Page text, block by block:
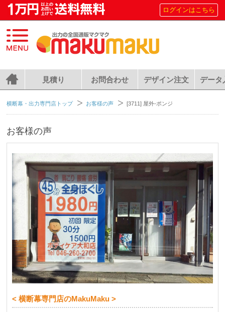
ログインはこちら
見積り お問合わせ デザイン注文 データ
横断幕・出力専門店トップ お客様の声 [3711] 屋外-ポンジ
お客様の声
< 横断幕専門店のMakuMaku >